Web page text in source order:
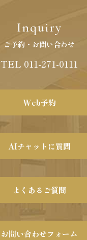
Inquiry
ご予約・お問い合わせ
TEL 011-271-0111
Web予約
AIチャットに質問
よくあるご質問
お問い合わせフォーム